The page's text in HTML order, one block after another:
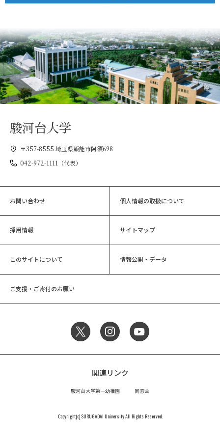
駿河台大学
〒357-8555 埼玉県飯能市阿須698
042-972-1111（代表）
お問い合わせ 個人情報の取扱について
採用情報 サイトマップ
このサイトについて 情報公開・データ
ご支援・ご寄付のお願い
関連リンク
駿河台大学第一幼稚園 同窓会
Copyright(c) SURUGADAI University All Rights Reserved.